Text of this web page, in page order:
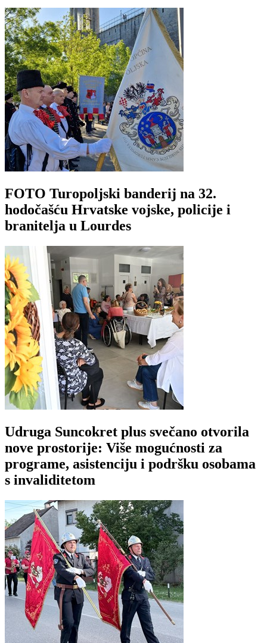
FOTO Turopoljski banderij na 32.
hodočašću Hrvatske vojske, policije i
branitelja u Lourdes
Udruga Suncokret plus svečano otvorila
nove prostorije: Više mogućnosti za
programe, asistenciju i podršku osobama
s invaliditetom